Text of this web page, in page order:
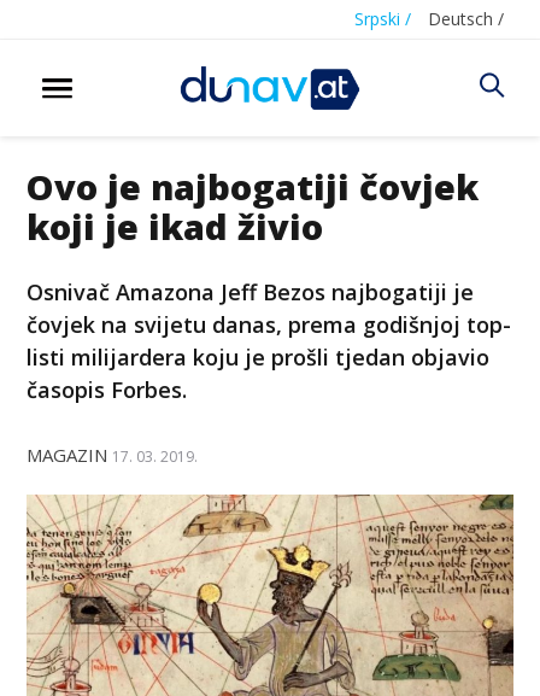
Srpski / Deutsch /
Ovo je najbogatiji čovjek
koji je ikad živio
Osnivač Amazona Jeff Bezos najbogatiji je
čovjek na svijetu danas, prema godišnjoj top-
listi milijardera koju je prošli tjedan objavio
časopis Forbes.
MAGAZIN 17. 03. 2019.